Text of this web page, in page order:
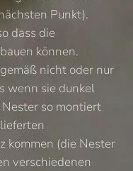
Punkt).
dass die
können.
nicht oder nur
wenn sie dunkel
so montiert
kommen (die Nester
verschiedenen